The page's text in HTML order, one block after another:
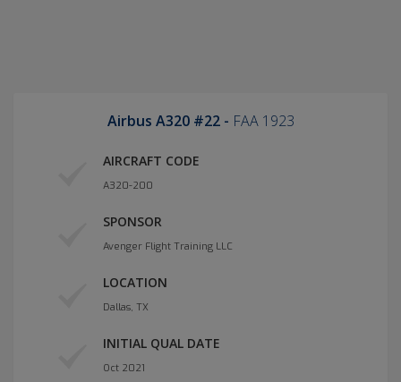
Airbus A320 #22 - FAA 1923
AIRCRAFT CODE
A320-200
SPONSOR
Avenger Flight Training LLC
LOCATION
Dallas, TX
INITIAL QUAL DATE
Oct 2021